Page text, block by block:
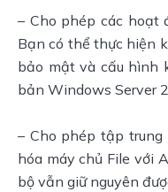
– Cho phép các hoạt
Bạn có thể thực hiện
bảo mật và cấu hình
bản Windows Server
– Cho phép tập
hóa máy chủ File với
bộ vẫn giữ nguyên